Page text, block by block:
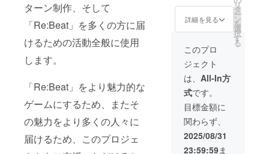
ターン制作、そして
「Re:Beat」を多くの方に届
けるための活動全般に使用
します。
「Re:Beat」をより魅力的な
ゲームにするため、またそ
の魅力をより多くの人々に
届けるため、このプロジェ
ンタ (ピ
ンク) ・
ロー (黄
色)
から1
つ） ■
名前を
ジット
記載 ■
クラウ
ドファ
ンディ
ング限
定壁紙
（PC・
ンディ
ング限
スマホ
ズ） ■
クラウ
ドファ
ンディ
ング限
定アイ
コン ■
専用称
コース
です。
《リ
内容》
■ キャ
ラク
ターか
らのお
礼メッ
セージ
（3種類
から1
つ） ■
ゲーム
内にお
詳細を見る
リ
タ
ー
ン
を
選
択
す
る
このプロ
ジェクト
は、 All-In方
式です。
目標金額に
関わらず、
2025/08/31
23:59:59ま